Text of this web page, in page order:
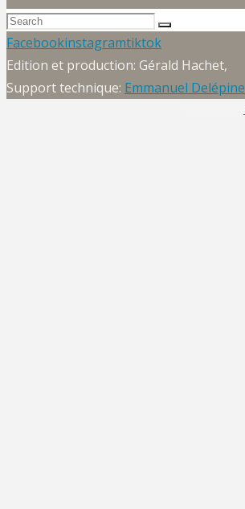
des
publications
Search
for:
Search
Back
to
Top
Facebookinstagramtiktok
Edition et production: Gérald Hachet,
Support technique: Emmanuel Delépine